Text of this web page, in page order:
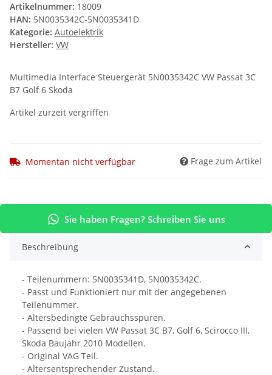
Artikelnummer: 18009
HAN: 5N0035342C-5N0035341D
Kategorie: Autoelektrik
Hersteller: VW
Multimedia Interface Steuergerät 5N0035342C VW Passat 3C
B7 Golf 6 Skoda
Artikel zurzeit vergriffen
Momentan nicht verfügbar Frage zum Artikel
Sie haben Fragen? Schreiben Sie uns
Beschreibung
- Teilenummern: 5N0035341D, 5N0035342C.
- Passt und Funktioniert nur mit der angegebenen
Teilenummer.
- Altersbedingte Gebrauchsspuren.
- Passend bei vielen VW Passat 3C B7, Golf 6, Scirocco III,
Skoda Baujahr 2010 Modellen.
- Original VAG Teil.
- Altersentsprechender Zustand.